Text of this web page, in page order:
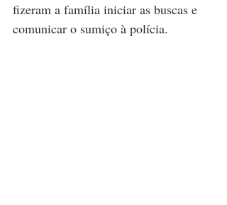
fizeram a família iniciar as buscas e
comunicar o sumiço à polícia.